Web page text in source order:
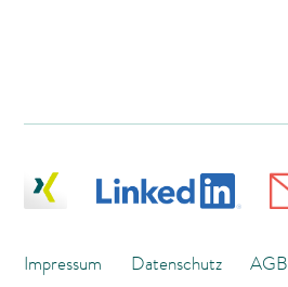
Impressum Datenschutz
AGB